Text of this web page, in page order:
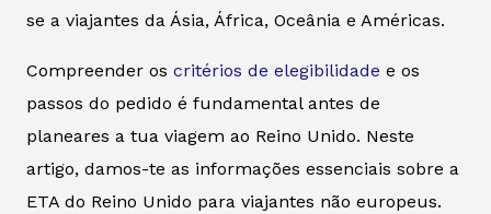
se a viajantes da Ásia, África, Oceânia e Américas.
Compreender os critérios de elegibilidade e os
passos do pedido é fundamental antes de
planeares a tua viagem ao Reino Unido. Neste
artigo, damos-te as informações essenciais sobre a
ETA do Reino Unido para viajantes não europeus.